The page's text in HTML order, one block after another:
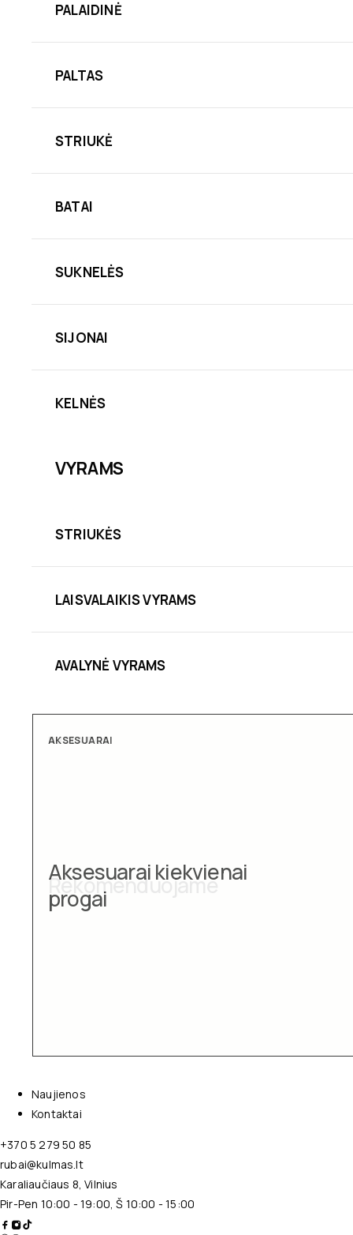
PALAIDINĖ
PALTAS
STRIUKĖ
BATAI
SUKNELĖS
SIJONAI
KELNĖS
VYRAMS
STRIUKĖS
LAISVALAIKIS VYRAMS
AVALYNĖ VYRAMS
AKSESUARAI
Aksesuarai kiekvienai
progai
Naujienos
Kontaktai
+370 5 279 50 85
rubai@kulmas.lt
Karaliaučiaus 8, Vilnius
Pir-Pen 10:00 - 19:00, Š 10:00 - 15:00